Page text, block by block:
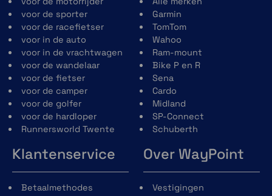
voor de sporter
voor de racefietser
voor in de auto
voor in de vrachtwagen
voor de wandelaar
voor de fietser
voor de camper
voor de golfer
voor de hardloper
Runnersworld Twente
Garmin
TomTom
Wahoo
Ram-mount
Bike P en R
Sena
Cardo
Midland
SP-Connect
Schuberth
Klantenservice
Betaalmethodes
Over WayPoint
Vestigingen